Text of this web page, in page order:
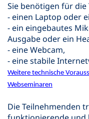
Sie benötigen für die
- einen Laptop oder
- ein eingebautes
Ausgabe oder ein
- eine Webcam,
- eine stabile
Weitere technische
Webseminaren
Die Teilnehmenden